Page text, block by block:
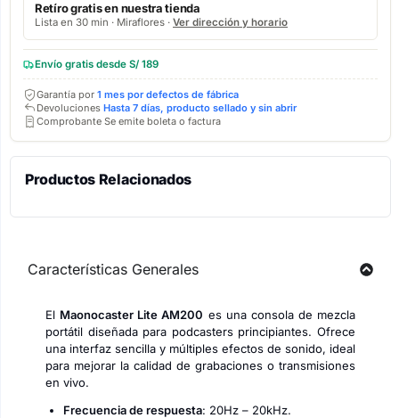
Retíro gratis en nuestra tienda
Lista en 30 min · Miraflores · Ver dirección y horario
Envío gratis desde S/ 189
Garantía por 1 mes por defectos de fábrica
Devoluciones Hasta 7 días, producto sellado y sin abrir
Comprobante Se emite boleta o factura
Productos Relacionados
Características Generales
El Maonocaster Lite AM200 es una consola de mezcla
portátil diseñada para podcasters principiantes. Ofrece
una interfaz sencilla y múltiples efectos de sonido, ideal
para mejorar la calidad de grabaciones o transmisiones
en vivo.
Frecuencia de respuesta: 20Hz – 20kHz.